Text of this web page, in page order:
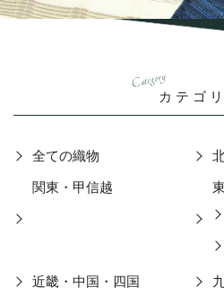
カテゴ
Category
全ての織物
関東・甲信越
近畿・中国・四国